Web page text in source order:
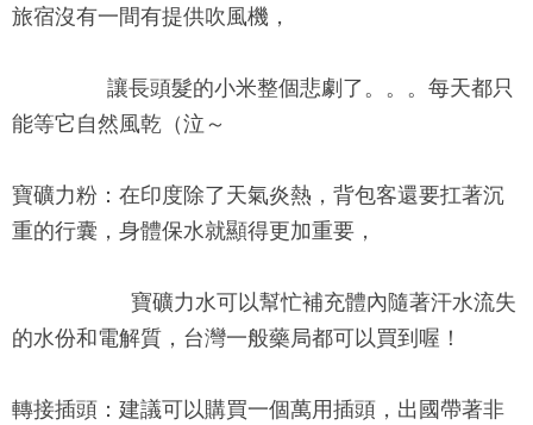
旅宿沒有一間有提供吹風機，
讓長頭髮的小米整個悲劇了。。。每天都只
能等它自然風乾（泣～
寶礦力粉： 在印度除了天氣炎熱，背包客還要扛著沉
重的行囊，身體保水就顯得更加重要，
寶礦力水可以幫忙補充體內隨著汗水流失
的水份和電解質，台灣一般藥局都可以買到喔！
轉接插頭： 建議可以購買一個萬用插頭，出國帶著非